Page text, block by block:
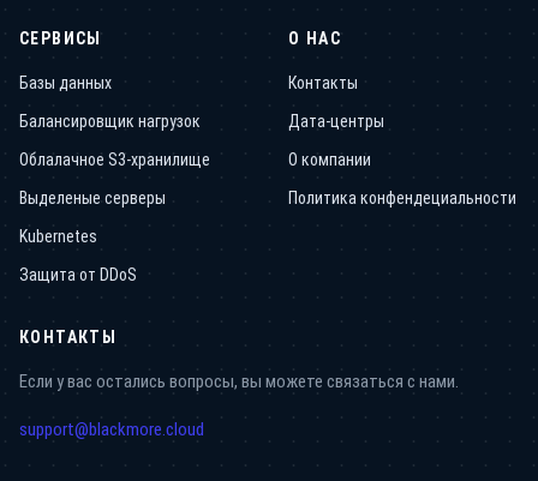
СЕРВИСЫ
Базы данных
Балансировщик нагрузок
Облалачное S3-хранилище
Выделеные серверы
Kubernetes
Защита от DDoS
О НАС
Контакты
Дата-центры
О компании
Политика конфендециальности
КОНТАКТЫ
Если у вас остались вопросы, вы можете связаться с нами.
support@blackmore.cloud